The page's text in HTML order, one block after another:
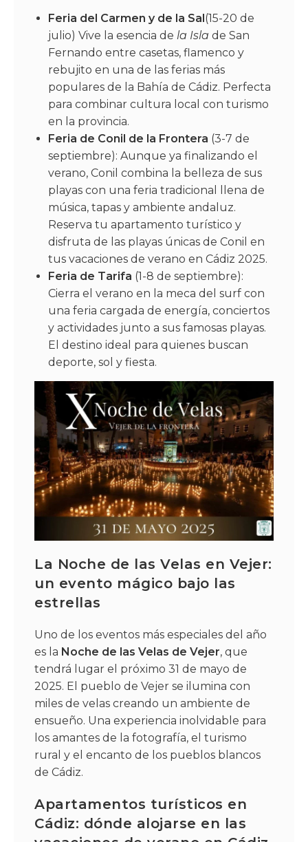
Feria del Carmen y de la Sal(15-20 de
julio) Vive la esencia de la Isla de San
Fernando entre casetas, flamenco y
rebujito en una de las ferias más
populares de la Bahía de Cádiz. Perfecta
para combinar cultura local con turismo
en la provincia.
Feria de Conil de la Frontera (3-7 de
septiembre): Aunque ya finalizando el
verano, Conil combina la belleza de sus
playas con una feria tradicional llena de
música, tapas y ambiente andaluz.
Reserva tu apartamento turístico y
disfruta de las playas únicas de Conil en
tus vacaciones de verano en Cádiz 2025.
Feria de Tarifa (1-8 de septiembre):
Cierra el verano en la meca del surf con
una feria cargada de energía, conciertos
y actividades junto a sus famosas playas.
El destino ideal para quienes buscan
deporte, sol y fiesta.
La Noche de las Velas en Vejer:
un evento mágico bajo las
estrellas
Uno de los eventos más especiales del año
es la Noche de las Velas de Vejer, que
tendrá lugar el próximo 31 de mayo de
2025. El pueblo de Vejer se ilumina con
miles de velas creando un ambiente de
ensueño. Una experiencia inolvidable para
los amantes de la fotografía, el turismo
rural y el encanto de los pueblos blancos
de Cádiz.
Apartamentos turísticos en
Cádiz: dónde alojarse en las